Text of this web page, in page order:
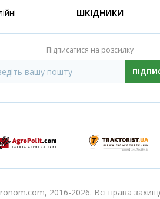
ШКІДНИКИ
Підписатися на розсилку
2016-2026. Всі права